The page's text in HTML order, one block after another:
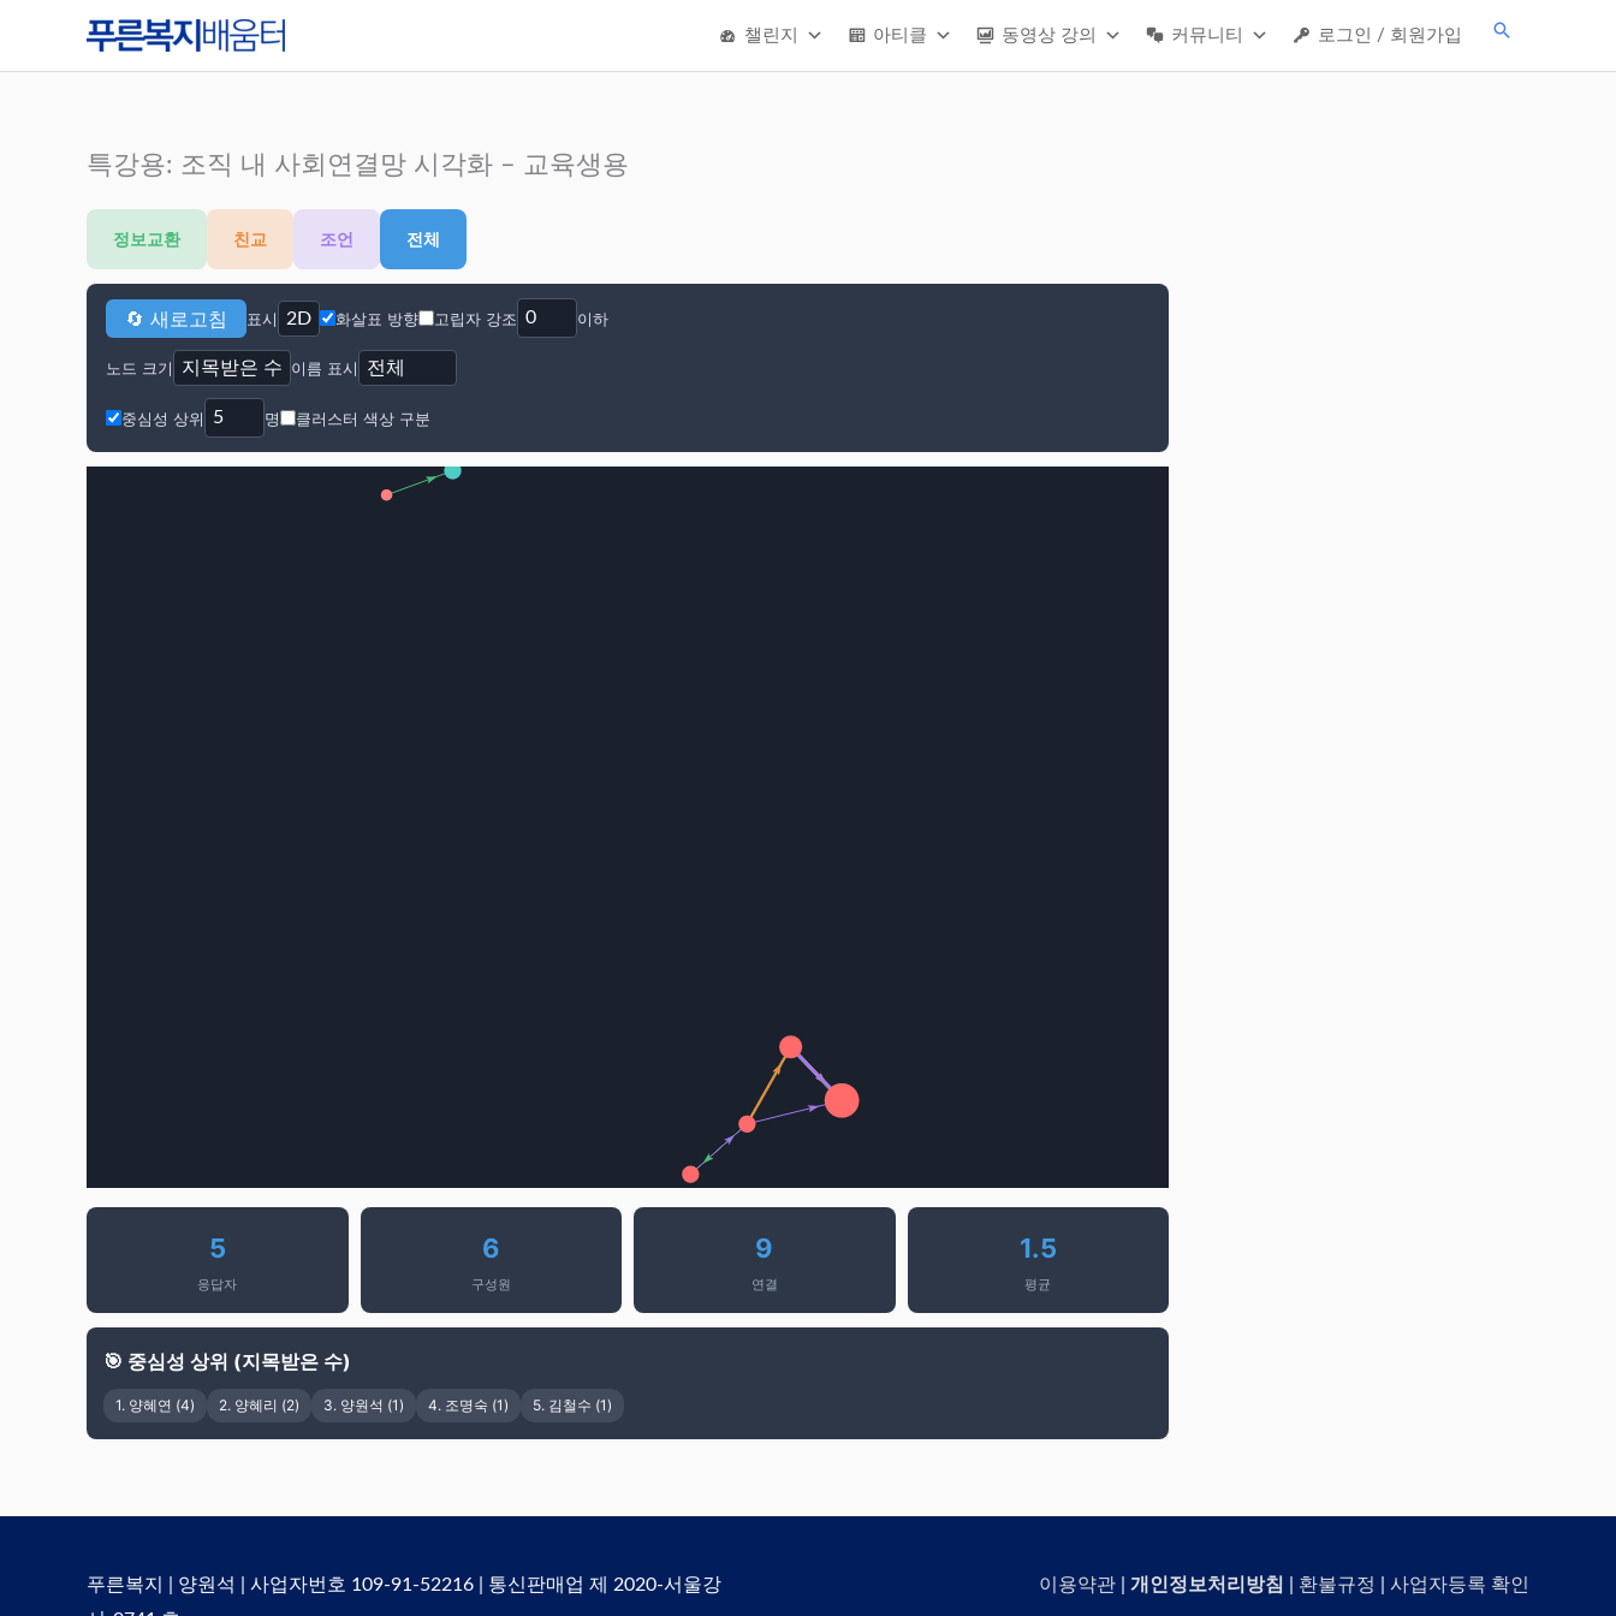
챌린지 아티클 동영상 강의 커뮤니티 로그인 / 회원가입
검
특강용: 조직 내 사회연결망 시각화 – 교육생용
정보교환 친교 조언 전체
🔄 새로고침 표시 화살표 방향 고립자 강조 이하
노드 크기 이름 표시
중심성 상위 명 클러스터 색상 구분
5
응답자
6
구성원
9
연결
1.5
평균
🎯 중심성 상위 (지목받은 수)
1. 양혜연 (4) 2. 양혜리 (2) 3. 양원석 (1) 4. 조명숙 (1) 5. 김철수 (1)
푸른복지 | 양원석 | 사업자번호 109-91-52216 | 통신판매업 제 2020-서울강
이용약관 개인정보처리방침 환불규정 사업자등록 확인